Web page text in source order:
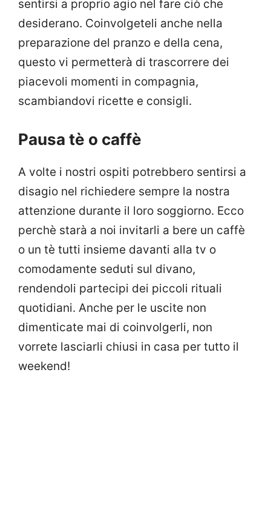
sentirsi a proprio agio nel fare ciò che
desiderano. Coinvolgeteli anche nella
preparazione del pranzo e della cena,
questo vi permetterà di trascorrere dei
piacevoli momenti in compagnia,
scambiandovi ricette e consigli.
Pausa tè o caffè
A volte i nostri ospiti potrebbero sentirsi a
disagio nel richiedere sempre la nostra
attenzione durante il loro soggiorno. Ecco
perchè starà a noi invitarli a bere un caffè
o un tè tutti insieme davanti alla tv o
comodamente seduti sul divano,
rendendoli partecipi dei piccoli rituali
quotidiani. Anche per le uscite non
dimenticate mai di coinvolgerli, non
vorrete lasciarli chiusi in casa per tutto il
weekend!